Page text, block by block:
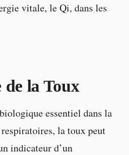
vitale, le Qi, dans les
de la Toux
essentiel dans la
la toux peut
indicateur d’un